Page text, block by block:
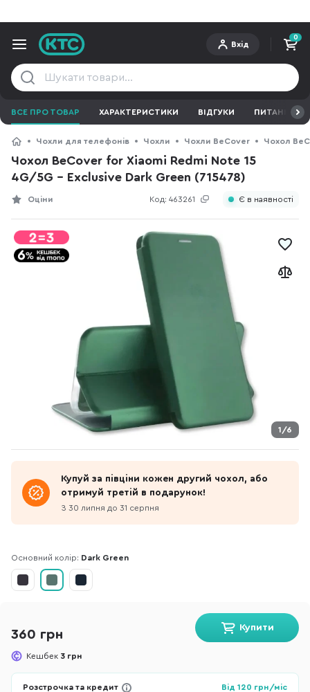
Вхід
0
ВСЕ ПРО ТОВАР ХАРАКТЕРИСТИКИ ВІДГУКИ ПИТАННЯ ТА
Чохли для телефонів Чохли Чохли BeCover Чохол
Чохол BeCover for Xiaomi Redmi Note 15
4G/5G - Exclusive Dark Green (715478)
Код: 463261
Оціни Є в наявності
1/6
Купуй за півціни кожен другий чохол, або
отримуй третій в подарунок!
З 30 липня до 31 серпня
Основний колір: Dark Green
360 грн
Кешбек 3 грн
Купити
Розстрочка та кредит Від 120 грн/міс